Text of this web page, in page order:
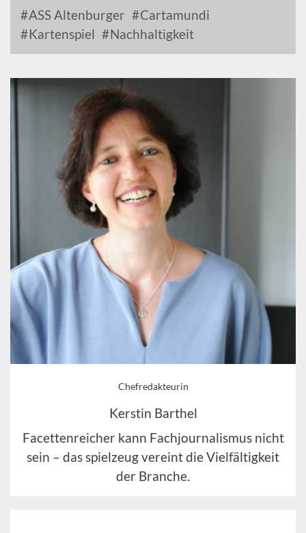
ASS Altenburger
Cartamundi
Kartenspiel
Nachhaltigkeit
Chefredakteurin
Kerstin Barthel
Facettenreicher kann Fachjournalismus nicht
sein – das spielzeug vereint die Vielfältigkeit
der Branche.